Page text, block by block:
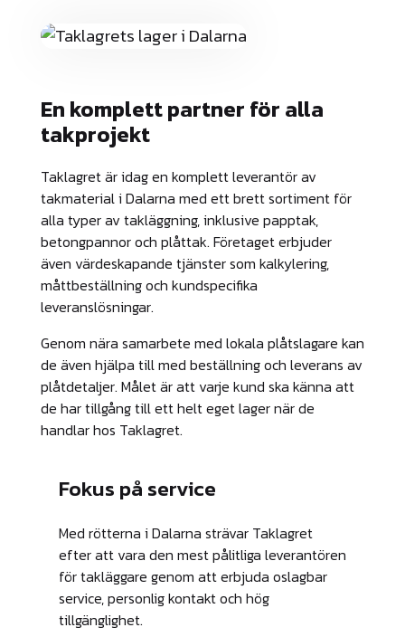
En komplett partner för alla
takprojekt
Taklagret är idag en komplett leverantör av
takmaterial i Dalarna med ett brett sortiment för
alla typer av takläggning, inklusive papptak,
betongpannor och plåttak. Företaget erbjuder
även värdeskapande tjänster som kalkylering,
måttbeställning och kundspecifika
leveranslösningar.
Genom nära samarbete med lokala plåtslagare kan
de även hjälpa till med beställning och leverans av
plåtdetaljer. Målet är att varje kund ska känna att
de har tillgång till ett helt eget lager när de
handlar hos Taklagret.
Fokus på service
Med rötterna i Dalarna strävar Taklagret
efter att vara den mest pålitliga leverantören
för takläggare genom att erbjuda oslagbar
service, personlig kontakt och hög
tillgänglighet.